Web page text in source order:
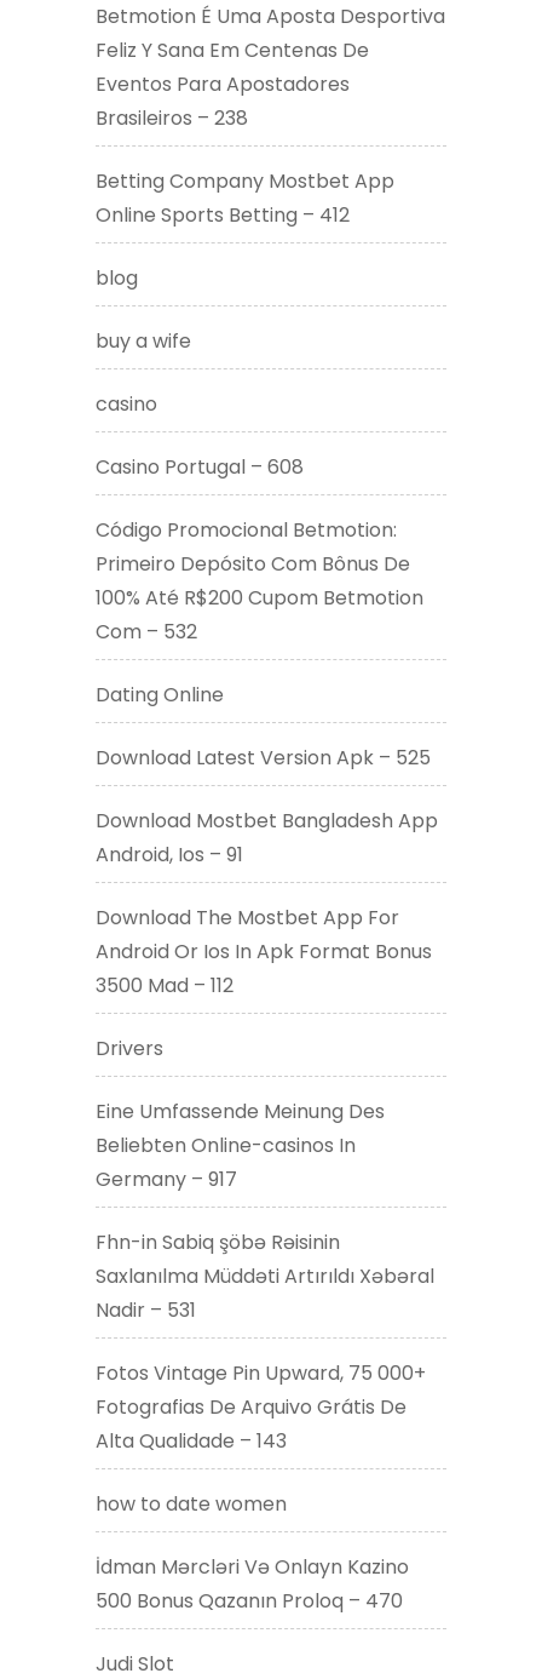
Betmotion É Uma Aposta Desportiva
Feliz Y Sana Em Centenas De
Eventos Para Apostadores
Brasileiros – 238
Betting Company Mostbet App
Online Sports Betting – 412
blog
buy a wife
casino
Casino Portugal – 608
Código Promocional Betmotion:
Primeiro Depósito Com Bônus De
100% Até R$200 Cupom Betmotion
Com – 532
Dating Online
Download Latest Version Apk – 525
Download Mostbet Bangladesh App
Android, Ios – 91
Download The Mostbet App For
Android Or Ios In Apk Format Bonus
3500 Mad – 112
Drivers
Eine Umfassende Meinung Des
Beliebten Online-casinos In
Germany – 917
Fhn-in Sabiq şöbə Rəisinin
Saxlanılma Müddəti Artırıldı Xəbəral
Nadir – 531
Fotos Vintage Pin Upward, 75 000+
Fotografias De Arquivo Grátis De
Alta Qualidade – 143
how to date women
İdman Mərcləri Və Onlayn Kazino
500 Bonus Qazanın Proloq – 470
Judi Slot